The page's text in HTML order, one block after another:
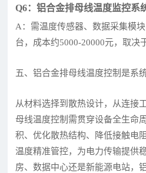
Q6：铝合金排母线温度监控系
A：需温度传感器、数据采集模
台，成本约5000-20000元，取决
五、铝合金排母线温度控制是系
从材料选择到散热设计，从连接
母线温度控制需贯穿设备全生命
积、优化散热结构、降低接触电
温度精准管控，为电力传输提供
房、数据中心还是新能源电站，